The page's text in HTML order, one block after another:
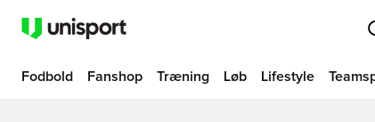
Fodbold Fanshop Træning Løb Lifestyle